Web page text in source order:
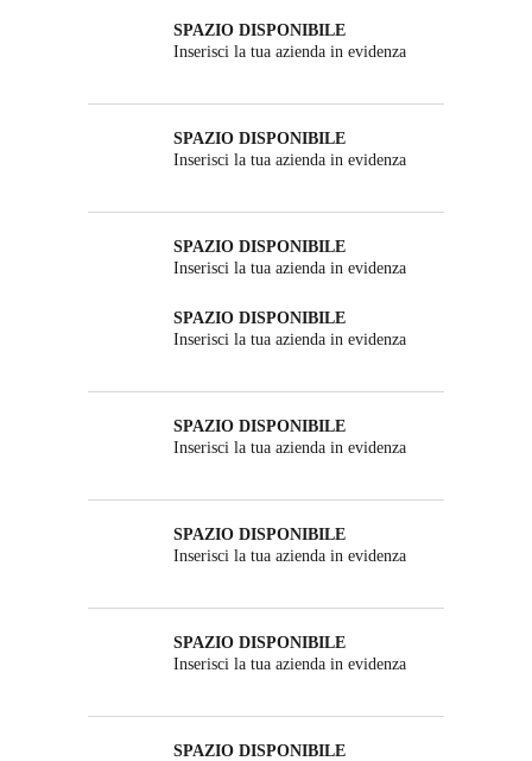
SPAZIO DISPONIBILE
Inserisci la tua azienda in evidenza
SPAZIO DISPONIBILE
Inserisci la tua azienda in evidenza
SPAZIO DISPONIBILE
Inserisci la tua azienda in evidenza
SPAZIO DISPONIBILE
Inserisci la tua azienda in evidenza
SPAZIO DISPONIBILE
Inserisci la tua azienda in evidenza
SPAZIO DISPONIBILE
Inserisci la tua azienda in evidenza
SPAZIO DISPONIBILE
Inserisci la tua azienda in evidenza
SPAZIO DISPONIBILE